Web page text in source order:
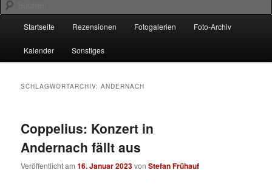
Startseite Rezensionen Fotogalerien Foto-Archiv
Kalender Sonstiges
SCHLAGWORTARCHIV:ANDERNACH
Coppelius: Konzert in
Andernach fällt aus
Veröffentlicht am16. Januar 2023vonStefan Frühauf